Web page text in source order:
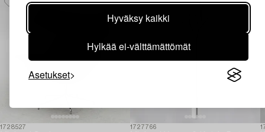
Hyväksy kaikki
Hylkää ei-välttämättömät
Asetukset
1728527 1727766